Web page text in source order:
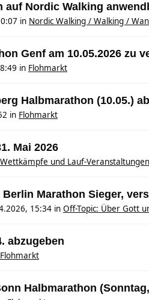
auf Nordic Walking
in Nordic Walking / Walking /
Genf am 10.05.2026 zu
in Flohmarkt
Halbmarathon (10.05.)
in Flohmarkt
Mai 2026
Wettkämpfe und Lauf-Veranstaltungen
Marathon Sieger,
15:34 in Off-Topic: Über Gott
abzugeben
Flohmarkt
Halbmarathon